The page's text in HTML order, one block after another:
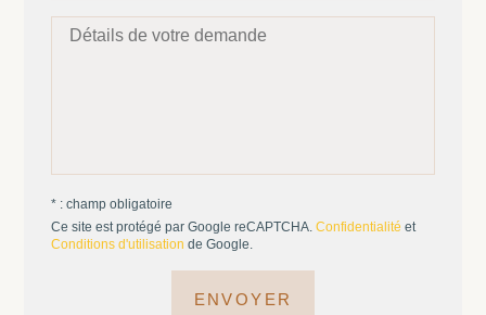
* : champ obligatoire
Ce site est protégé par Google reCAPTCHA.Confidentialité et
Conditions d'utilisation de Google.
ENVOYER